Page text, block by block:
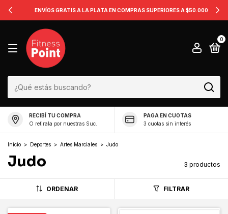
ENVÍOS GRATIS A LA PLATA EN COMPRAS SUPERIORES A $50.000
0
RECIBÍ TU COMPRA
O retirala por nuestras Suc.
PAGA EN CUOTAS
3 cuotas sin interés
Inicio > Deportes > Artes Marciales > Judo
Judo 3 productos
ORDENAR FILTRAR